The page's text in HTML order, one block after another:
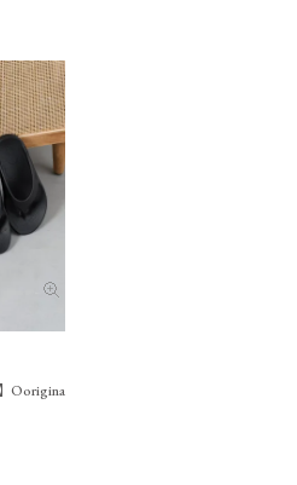
Ooriginal リカバリーサンダル